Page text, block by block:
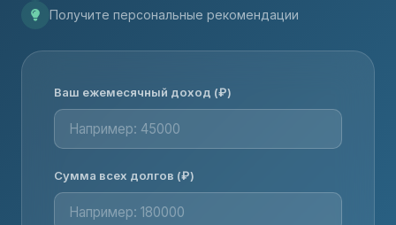
Получите персональные рекомендации
Ваш ежемесячный доход (₽)
Сумма всех долгов (₽)